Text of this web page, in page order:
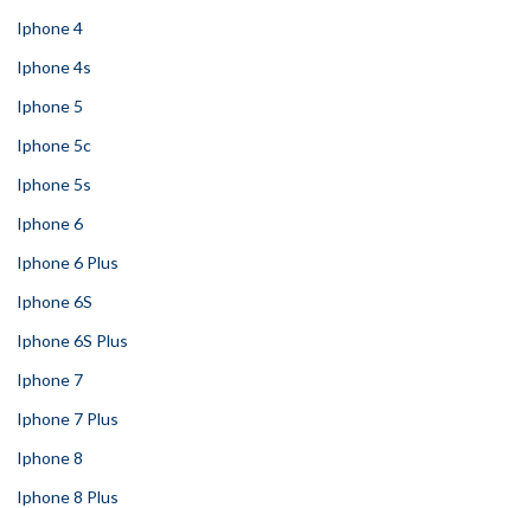
Iphone 4
Iphone 4s
Iphone 5
Iphone 5c
Iphone 5s
Iphone 6
Iphone 6 Plus
Iphone 6S
Iphone 6S Plus
Iphone 7
Iphone 7 Plus
Iphone 8
Iphone 8 Plus